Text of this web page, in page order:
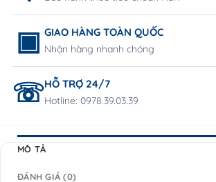
GIAO HÀNG TOÀN QUỐC
Nhận hàng nhanh chóng
HỖ TRỢ 24/7
Hotline: 0978.39.03.39
MÔ TẢ
ĐÁNH GIÁ (0)